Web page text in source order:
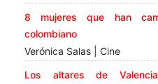
8 mujeres que han
colombiano
Verónica Salas | Cine
Los altares de